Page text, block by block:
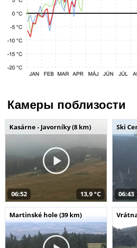
Камеры поблизости
Kasárne - Javorníky (8 km)
06:52 13,9 °C
Ski
06:43
Martinské hole (39 km)